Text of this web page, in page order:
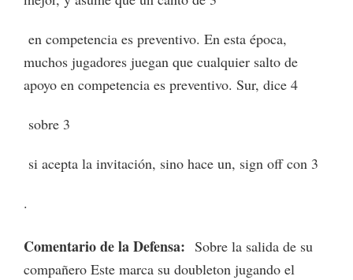
en competencia es preventivo. En esta época,
muchos jugadores juegan que cualquier salto de
apoyo en competencia es preventivo. Sur, dice 4
sobre 3
si acepta la invitación, sino hace un, sign off con 3
.
Comentario de la Defensa: Sobre la salida de su
compañero Este marca su doubleton jugando el